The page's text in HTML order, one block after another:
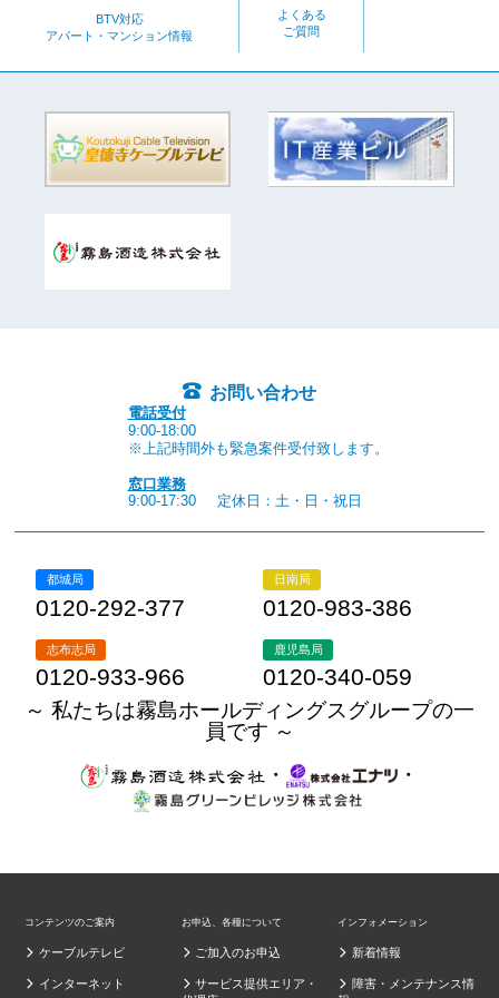
BTV対応
アパート・マンション情報
よくある
ご質問
お問い合わせ
電話受付
9:00-18:00
※上記時間外も緊急案件受付致します。
窓口業務
9:00-17:30
定休日：土・日・祝日
都城局
0120-292-377
日南局
0120-983-386
志布志局
0120-933-966
鹿児島局
0120-340-059
～ 私たちは霧島ホールディングスグループの一
員です ～
・
・
コンテンツのご案内
ケーブルテレビ
インターネット
お申込、各種について
ご加入のお申込
サービス提供エリア・
インフォメーション
新着情報
障害・メンテナンス情